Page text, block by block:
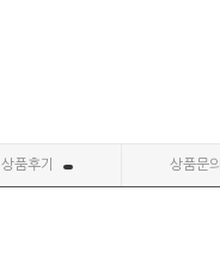
상품후기 상품문의